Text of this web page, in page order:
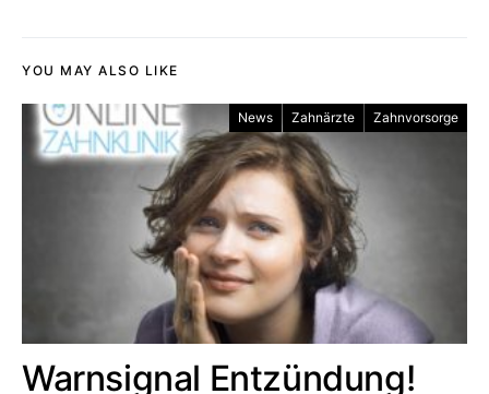
YOU MAY ALSO LIKE
News Zahnärzte Zahnvorsorge
Warnsignal Entzündung!